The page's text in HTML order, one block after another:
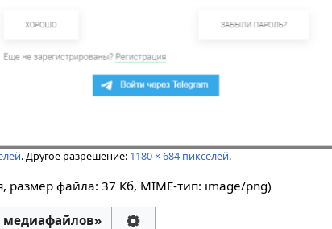
.Другое разрешение: 1180 × 684 пикселей.
размер файла: 37 Кб, MIME-тип: image/png)
медиафайлов»